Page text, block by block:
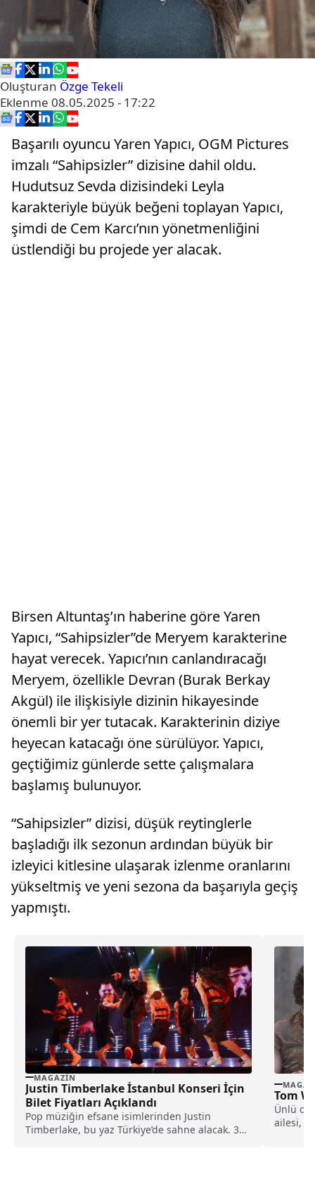
Oluşturan Özge Tekeli
Eklenme 08.05.2025 - 17:22
Başarılı oyuncu Yaren Yapıcı, OGM Pictures
imzalı “Sahipsizler” dizisine dahil oldu.
Hudutsuz Sevda dizisindeki Leyla
karakteriyle büyük beğeni toplayan Yapıcı,
şimdi de Cem Karcı’nın yönetmenliğini
üstlendiği bu projede yer alacak.
Birsen Altuntaş’ın haberine göre Yaren
Yapıcı, “Sahipsizler”de Meryem karakterine
hayat verecek. Yapıcı’nın canlandıracağı
Meryem, özellikle Devran (Burak Berkay
Akgül) ile ilişkisiyle dizinin hikayesinde
önemli bir yer tutacak. Karakterinin diziye
heyecan katacağı öne sürülüyor. Yapıcı,
geçtiğimiz günlerde sette çalışmalara
başlamış bulunuyor.
“Sahipsizler” dizisi, düşük reytinglerle
başladığı ilk sezonun ardından büyük bir
izleyici kitlesine ulaşarak izlenme oranlarını
yükseltmiş ve yeni sezona da başarıyla geçiş
yapmıştı.
MAGAZIN
Justin Timberlake İstanbul Konseri İçin
Bilet Fiyatları Açıklandı
Pop müziğin efsane isimlerinden Justin
Timberlake, bu yaz Türkiye’de sahne alacak. 30
Tom
Ünlü
ailesi,